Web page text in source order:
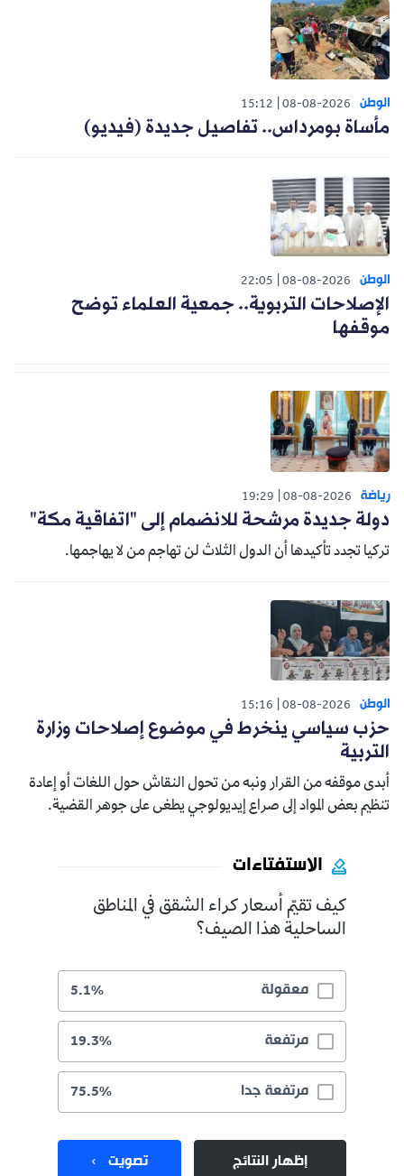
الوطن 08-08-2026
15:12
مأساة بومرداس.. تفاصيل جديدة (فيديو)
الوطن 08-08-2026
22:05
الإصلاحات التربوية.. جمعية العلماء توضح
موقفها
رياضة 08-08-2026
19:29
دولة جديدة مرشحة للانضمام إلى "اتفاقية مكة"
تركيا تجدد تأكيدها أن الدول الثلاث لن تهاجم من لا يهاجمها.
الوطن 08-08-2026
15:16
حزب سياسي ينخرط في موضوع إصلاحات وزارة
التربية
أبدى موقفه من القرار ونبه من تحول النقاش حول اللغات أو إعادة
تنظيم بعض المواد إلى صراع إيديولوجي يطغى على جوهر القضية.
الاستفتاءات
كيف تقيّم أسعار كراء الشقق في المناطق
الساحلية هذا الصيف؟
معقولة 5.1%
مرتفعة 19.3%
مرتفعة جدا 75.5%
إظهار النتائج تصويت